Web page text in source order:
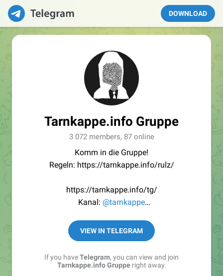
DOWNLOAD
Tarnkappe.info Gruppe
3 072 members, 87 online
Komm in die Gruppe!
Regeln: https://tarnkappe.info/rulz/
https://tarnkappe.info/tg/
Kanal: @tarnkappe
Best of:@bestoftarnkappe
Kochen: https://t.me/+WSW5F1VcmhliMjk6
VIEW IN TELEGRAM
If you haveTelegram, you can view and join
Tarnkappe.info Grupperight away.